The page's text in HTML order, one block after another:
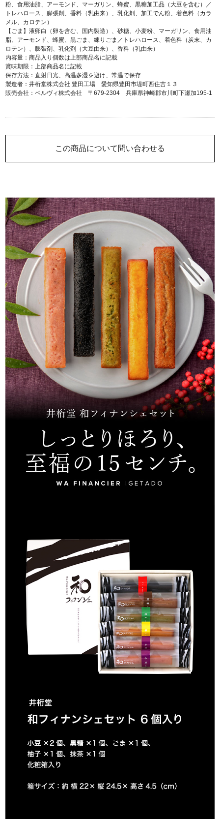
この商品について問い合わせる
粉、食用油脂、アーモンド、マーガリン、蜂蜜、黒糖加工品（大豆を含む）／
トレハロース、膨張剤、香料（乳由来）、乳化剤、加工でん粉、着色料（カラ
メル、カロテン）
【ごま】液卵白（卵を含む、国内製造）、砂糖、小麦粉、マーガリン、食用油
脂、アーモンド、蜂蜜、黒ごま、練りごま／トレハロース、着色料（炭末、カ
ロテン）、膨張剤、乳化剤（大豆由来）、香料（乳由来）
内容量：商品入り個数は上部商品名に記載
賞味期限：上部商品名に記載
保存方法：直射日光、高温多湿を避け、常温で保存
製造者：井桁堂株式会社 豊田工場 愛知県豊田市堤町西住吉１３
販売会社：ベルヴィ株式会社 〒679-2304 兵庫県神崎郡市川町下瀬加195-1